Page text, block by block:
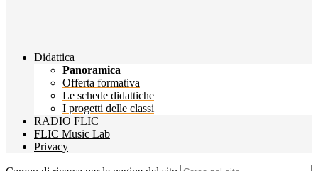
Didattica
Panoramica
Offerta formativa
Le schede didattiche
I progetti delle classi
RADIO FLIC
FLIC Music Lab
Privacy